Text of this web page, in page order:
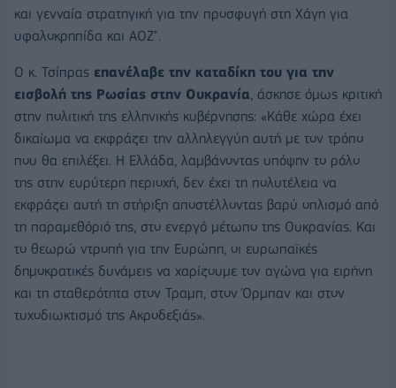
και γενναία στρατηγική για την προσφυγή στη Χάγη για
υφαλοκρηπίδα και ΑΟΖ".
Ο κ. Τσίπρας επανέλαβε την καταδίκη του για την
εισβολή της Ρωσίας στην Ουκρανία, άσκησε όμως κριτική
στην πολιτική της ελληνικής κυβέρνησης: «Kάθε χώρα έχει
δικαίωμα να εκφράζει την αλληλεγγύη αυτή με τον τρόπο
που θα επιλέξει. Η Ελλάδα, λαμβάνοντας υπόψην το ρόλο
της στην ευρύτερη περιοχή, δεν έχει τη πολυτέλεια να
εκφράζει αυτή τη στήριξη αποστέλλοντας βαρύ οπλισμό από
τη παραμεθόριό της, στο ενεργό μέτωπο της Ουκρανίας. Και
το θεωρώ ντροπή για την Ευρώπη, οι ευρωπαϊκές
δημοκρατικές δυνάμεις να χαρίζουμε τον αγώνα για ειρήνη
και τη σταθερότητα στον Τραμπ, στον Όρμπαν και στον
τυχοδιωκτισμό της Ακροδεξιάς».